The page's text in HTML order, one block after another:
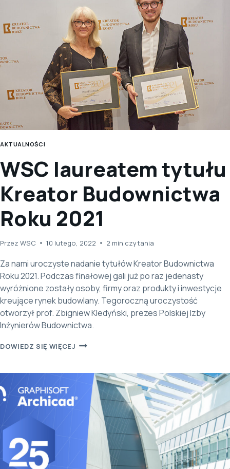
DESIGN
AWARDS
AKTUALNOŚCI
WSC laureatem tytułu
Kreator Budownictwa
Roku 2021
Przez WSC 10 lutego, 2022 2 min.czytania
Za nami uroczyste nadanie tytułów Kreator Budownictwa
Roku 2021. Podczas finałowej gali już po raz jedenasty
wyróżnione zostały osoby, firmy oraz produkty i inwestycje
kreujące rynek budowlany. Tegoroczną uroczystość
otworzył prof. Zbigniew Kledyński, prezes Polskiej Izby
Inżynierów Budownictwa.
DOWIEDZ SIĘ WIĘCEJ WSC
KREATOR
BUDOWNICTWA
ROKU
2021